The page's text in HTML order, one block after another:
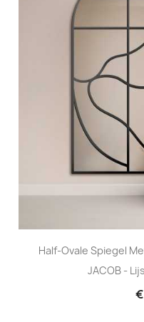
Half-Ovale Spiegel
JACOB -